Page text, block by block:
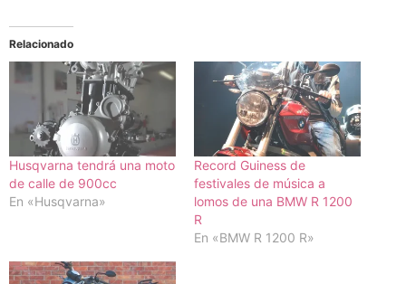
Relacionado
Husqvarna tendrá una moto
de calle de 900cc
En «Husqvarna»
Record Guiness de
festivales de música a
lomos de una BMW R 1200
R
En «BMW R 1200 R»